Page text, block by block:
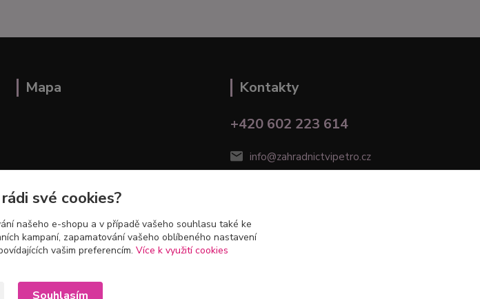
Mapa
Kontakty
+420 602 223 614
info@zahradnictvipetro.cz
své cookies?
našeho e-shopu a v případě vašeho souhlasu také ke
kampaní, zapamatování vašeho oblíbeného nastavení
vašim preferencím. Více k využití cookies
Souhlasím